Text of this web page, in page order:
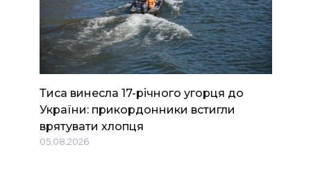
Тиса винесла 17-річного угорця до
України: прикордонники встигли
врятувати хлопця
05.08.2026